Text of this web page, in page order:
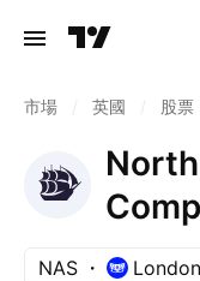
市場 英國 股票
Trust
NAS